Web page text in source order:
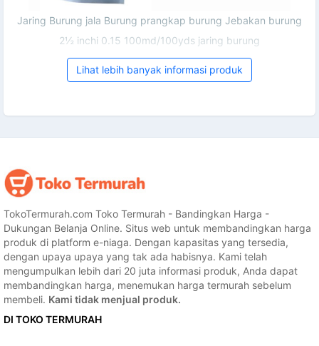
Jaring Burung jala Burung prangkap burung Jebakan burung
2½ inchi 0.15 100md/100yds jaring burung
Lihat lebih banyak informasi produk
TokoTermurah.com Toko Termurah - Bandingkan Harga -
Dukungan Belanja Online. Situs web untuk membandingkan harga
produk di platform e-niaga. Dengan kapasitas yang tersedia,
dengan upaya upaya yang tak ada habisnya. Kami telah
mengumpulkan lebih dari 20 juta informasi produk, Anda dapat
membandingkan harga, menemukan harga termurah sebelum
membeli. Kami tidak menjual produk.
DI TOKO TERMURAH